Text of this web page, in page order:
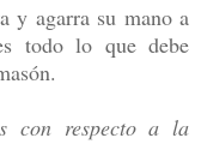
y agarra su mano a
todo lo que debe
con respecto a la